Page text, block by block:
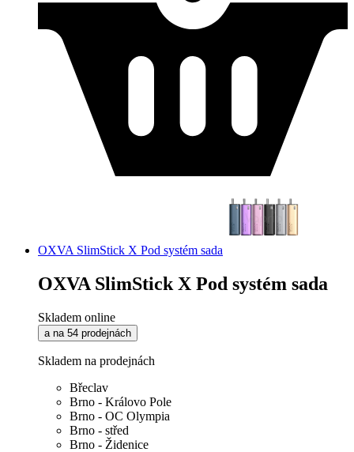
OXVA SlimStick X Pod systém sada
OXVA SlimStick X Pod systém sada
Skladem online
a na 54 prodejnách
Skladem na prodejnách
Břeclav
Brno - Královo Pole
Brno - OC Olympia
Brno - střed
Brno - Židenice